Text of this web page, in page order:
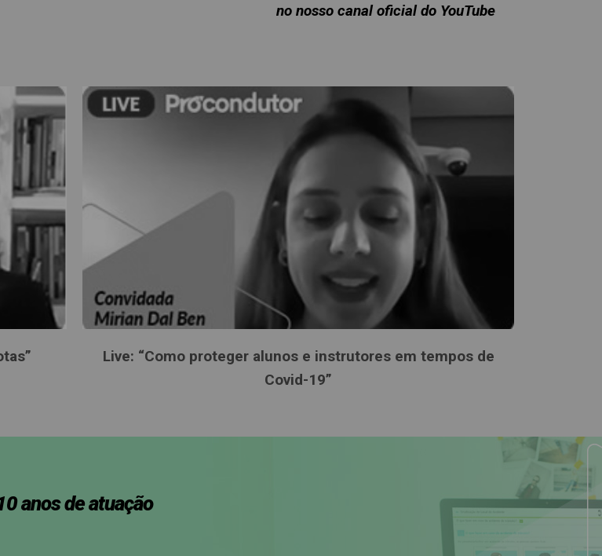
no nosso canal oficial do YouTube
Live: “Como proteger alunos e instrutores em tempos de
Covid-19”
anos de atuação